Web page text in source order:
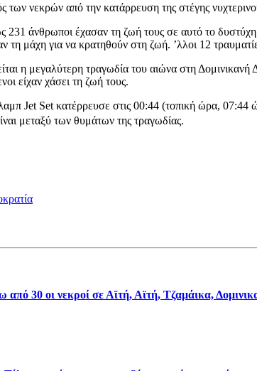
των νεκρών από την κατάρρευση της στέγης
231 άνθρωποι έχασαν τη ζωή τους σε αυτό το
τη μάχη για να κρατηθούν στη ζωή. ’λλοι 12
η μεγαλύτερη τραγωδία του αιώνα στη
είχαν χάσει τη ζωή τους.
Jet Set κατέρρευσε στις 00:44 (τοπική ώρα,
μεταξύ των θυμάτων της τραγωδίας.
30 οι νεκροί σε Αϊτή, Αϊτή, Τζαμάικα,